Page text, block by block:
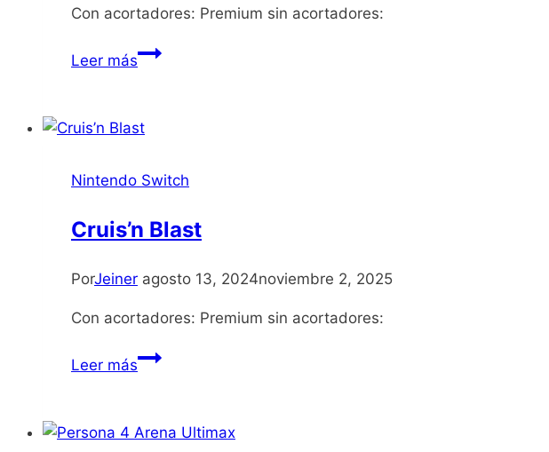
Con acortadores: Premium sin acortadores:
Leer másAvatar
Fighting
Nintendo Switch
Cruis’n Blast
PorJeiner agosto 13, 2024noviembre 2, 2025
Con acortadores: Premium sin acortadores:
Leer másCruis’n